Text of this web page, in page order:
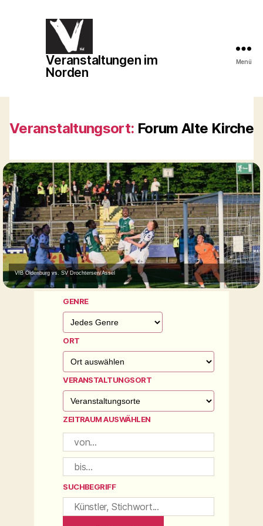
Veranstaltungen
im
Veranstaltungen im
Norden
Menü
Veranstaltungsort: Forum Alte Kirche
VfB Oldenburg vs. SV Drochtersen/Assel
GENRE
ORT
VERANSTALTUNGSORT
ZEITRAUM AUSWÄHLEN
SUCHBEGRIFF